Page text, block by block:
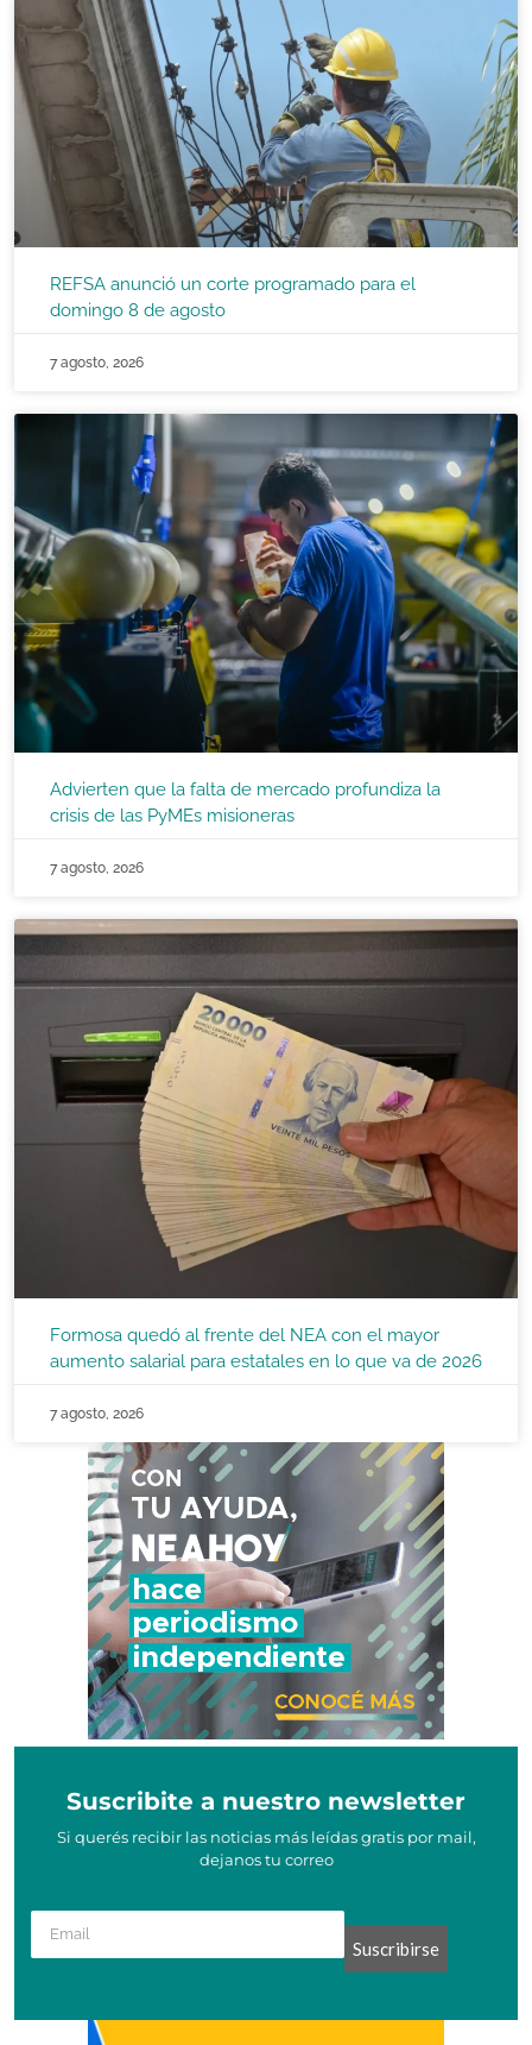
REFSA anunció un corte programado para el
domingo 8 de agosto
7 agosto, 2026
Advierten que la falta de mercado profundiza la
crisis de las PyMEs misioneras
7 agosto, 2026
Formosa quedó al frente del NEA con el mayor
aumento salarial para estatales en lo que va de 2026
7 agosto, 2026
Suscribite a nuestro newsletter
Si querés recibir las noticias más leídas gratis por mail,
dejanos tu correo
Suscribirse